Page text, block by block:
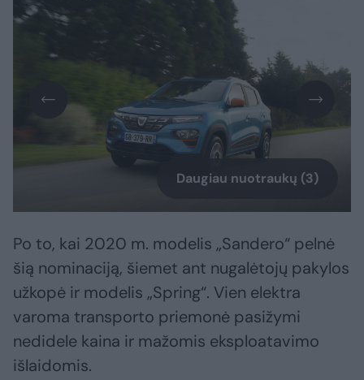
Daugiau nuotraukų (3)
Po to, kai 2020 m. modelis „Sandero“ pelnė
šią nominaciją, šiemet ant nugalėtojų pakylos
užkopė ir modelis „Spring“. Vien elektra
varoma transporto priemonė pasižymi
nedidele kaina ir mažomis eksploatavimo
išlaidomis.